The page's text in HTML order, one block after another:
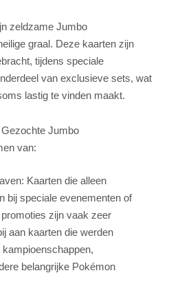
zeldzame Jumbo
graal. Deze kaarten zijn
tijdens speciale
van exclusieve sets, wat
lastig te vinden maakt.
Jumbo
van:
Kaarten die alleen
bij speciale evenementen of
zijn vaak zeer
aan kaarten die werden
belangrijke Pokémon